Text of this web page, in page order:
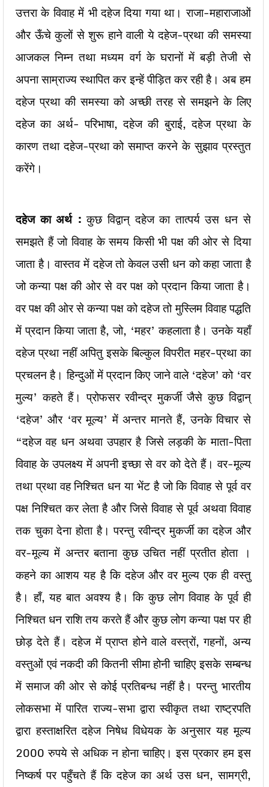
उत्तरा के विवाह में भी दहेज दिया गया था। राजा-महाराजाओं
और ऊँचे कुलों से शुरू हाने वाली ये दहेज-प्रथा की समस्या
आजकल निम्न तथा मध्यम वर्ग के घरानों में बड़ी तेजी से
अपना साम्राज्य स्थापित कर इन्हें पीड़ित कर रही है। अब हम
दहेज प्रथा की समस्या को अच्छी तरह से समझने के लिए
दहेज का अर्थ- परिभाषा, दहेज की बुराई, दहेज प्रथा के
कारण तथा दहेज-प्रथा को समाप्त करने के सुझाव प्रस्तुत
करेंगे।
दहेज का अर्थ : कुछ विद्वान् दहेज का तात्पर्य उस धन से
समझते हैं जो विवाह के समय किसी भी पक्ष की ओर से दिया
जाता है। वास्तव में दहेज तो केवल उसी धन को कहा जाता है
जो कन्या पक्ष की ओर से वर पक्ष को प्रदान किया जाता है।
वर पक्ष की ओर से कन्या पक्ष को दहेज तो मुस्लिम विवाह पद्धति
में प्रदान किया जाता है, जो, ‘महर’ कहलाता है। उनके यहाँ
दहेज प्रथा नहीं अपितु इसके बिल्कुल विपरीत महर-प्रथा का
प्रचलन है। हिन्दुओं में प्रदान किए जाने वाले ‘दहेज’ को ‘वर
मुल्य’ कहते हैं। प्रोफसर रवीन्द्र मुकर्जी जैसे कुछ विद्वान्
‘दहेज’ और ‘वर मूल्य’ में अन्तर मानते हैं, उनके विचार से
“दहेज वह धन अथवा उपहार है जिसे लड़की के माता-पिता
विवाह के उपलक्ष्य में अपनी इच्छा से वर को देते हैं। वर-मूल्य
तथा प्रथा वह निश्चित धन या भेंट है जो कि विवाह से पूर्व वर
पक्ष निश्चित कर लेता है और जिसे विवाह से पूर्व अथवा विवाह
तक चुका देना होता है। परन्तु रवीन्द्र मुकर्जी का दहेज और
वर-मूल्य में अन्तर बताना कुछ उचित नहीं प्रतीत होता ।
कहने का आशय यह है कि दहेज और वर मुल्य एक ही वस्तु
है। हाँ, यह बात अवश्य है। कि कुछ लोग विवाह के पूर्व ही
निश्चित धन राशि तय करते हैं और कुछ लोग कन्या पक्ष पर ही
छोड़ देते हैं। दहेज में प्राप्त होने वाले वस्त्रों, गहनों, अन्य
वस्तुओं एवं नकदी की कितनी सीमा होनी चाहिए इसके सम्बन्ध
में समाज की ओर से कोई प्रतिबन्ध नहीं है। परन्तु भारतीय
लोकसभा में पारित राज्य-सभा द्वारा स्वीकृत तथा राष्ट्रपति
द्वारा हस्ताक्षरित दहेज निषेध विधेयक के अनुसार यह मूल्य
2000 रुपये से अधिक न होना चाहिए। इस प्रकार हम इस
निष्कर्ष पर पहुँचते हैं कि दहेज का अर्थ उस धन, सामग्री,